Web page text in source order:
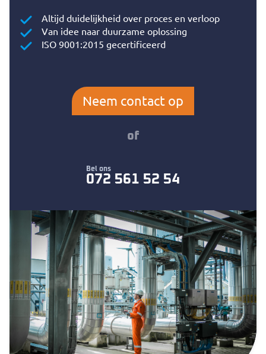
Altijd duidelijkheid over proces en verloop
Van idee naar duurzame oplossing
ISO 9001:2015 gecertificeerd
Neem contact op
of
Bel ons
072 561 52 54